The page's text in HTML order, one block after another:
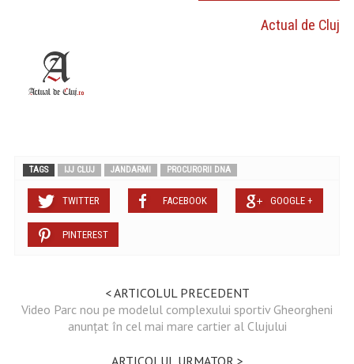
Actual de Cluj
TAGS IJJ CLUJ JANDARMI PROCURORII DNA
TWITTER FACEBOOK GOOGLE +
PINTEREST
< ARTICOLUL PRECEDENT
Video Parc nou pe modelul complexului sportiv Gheorgheni
anunțat în cel mai mare cartier al Clujului